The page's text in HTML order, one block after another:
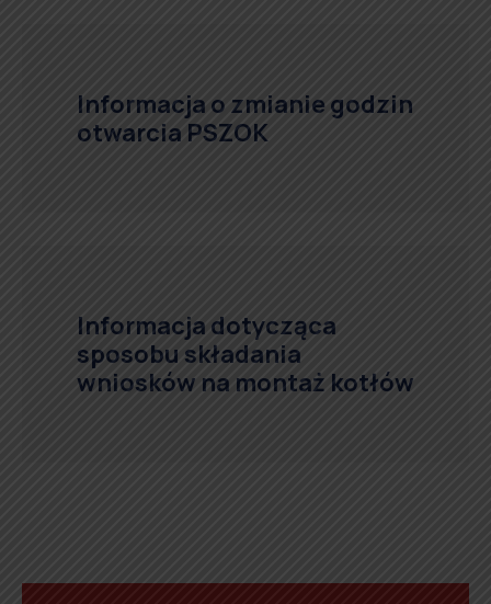
Informacja o zmianie godzin
otwarcia PSZOK
Informacja dotycząca
sposobu składania
wniosków na montaż kotłów